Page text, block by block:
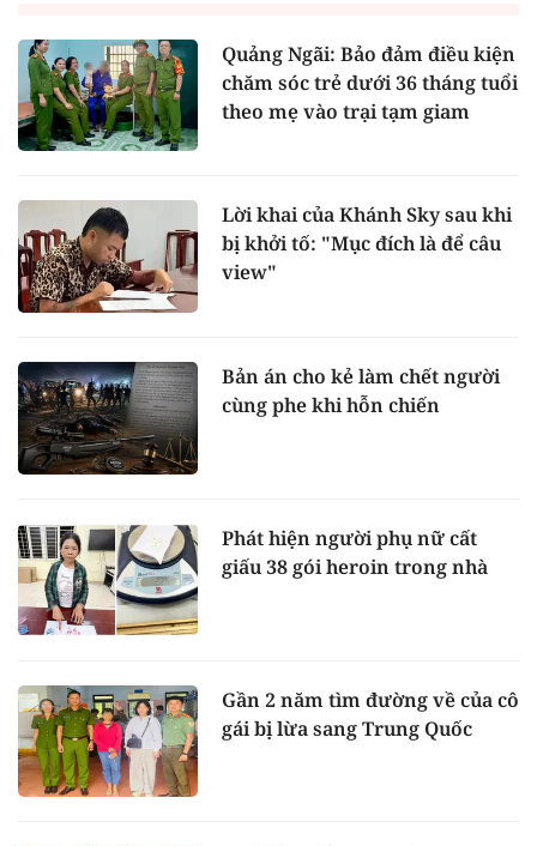
Quảng Ngãi: Bảo đảm điều kiện
chăm sóc trẻ dưới 36 tháng tuổi
theo mẹ vào trại tạm giam
Lời khai của Khánh Sky sau khi
bị khởi tố: "Mục đích là để câu
view"
Bản án cho kẻ làm chết người
cùng phe khi hỗn chiến
Phát hiện người phụ nữ cất
giấu 38 gói heroin trong nhà
Gần 2 năm tìm đường về của cô
gái bị lừa sang Trung Quốc